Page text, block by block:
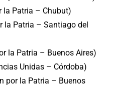
la Patria – Chubut)
la Patria – Santiago del
la Patria – Buenos Aires)
Unidas – Córdoba)
por la Patria – Buenos